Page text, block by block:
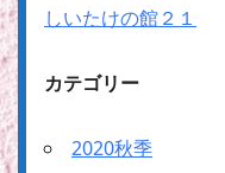
しいたけの館２１
カテゴリー
2020秋季